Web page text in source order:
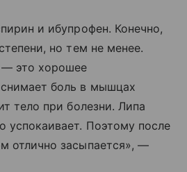
и ибупрофен. Конечно,
но тем не менее.
это хорошее
боль в мышцах
тело при болезни. Липа
успокаивает. Поэтому после
отлично засыпается», —